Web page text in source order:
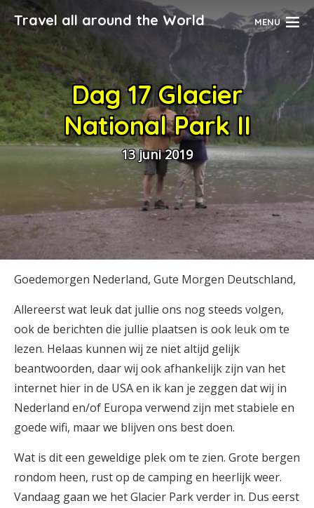
Travel all around the World MENU
Dag 17 Glacier
National Park II
13 juni 2019
Goedemorgen Nederland, Gute Morgen Deutschland,
Allereerst wat leuk dat jullie ons nog steeds volgen,
ook de berichten die jullie plaatsen is ook leuk om te
lezen. Helaas kunnen wij ze niet altijd gelijk
beantwoorden, daar wij ook afhankelijk zijn van het
internet hier in de USA en ik kan je zeggen dat wij in
Nederland en/of Europa verwend zijn met stabiele en
goede wifi, maar we blijven ons best doen.
Wat is dit een geweldige plek om te zien. Grote bergen
rondom heen, rust op de camping en heerlijk weer.
Vandaag gaan we het Glacier Park verder in. Dus eerst